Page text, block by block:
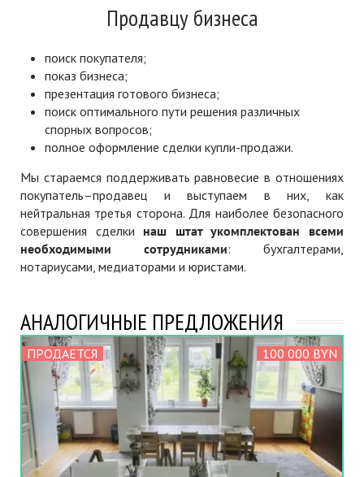
Продавцу бизнеса
поиск покупателя;
показ бизнеса;
презентация готового бизнеса;
поиск оптимального пути решения различных
спорных вопросов;
полное оформление сделки купли-продажи.
Мы стараемся поддерживать равновесие в отношениях
покупатель–продавец и выступаем в них, как
нейтральная третья сторона. Для наиболее безопасного
совершения сделки наш штат укомплектован всеми
необходимыми сотрудниками: бухгалтерами,
нотариусами, медиаторами и юристами.
АНАЛОГИЧНЫЕ ПРЕДЛОЖЕНИЯ
ПРОДАЕТСЯ 100 000 BYN